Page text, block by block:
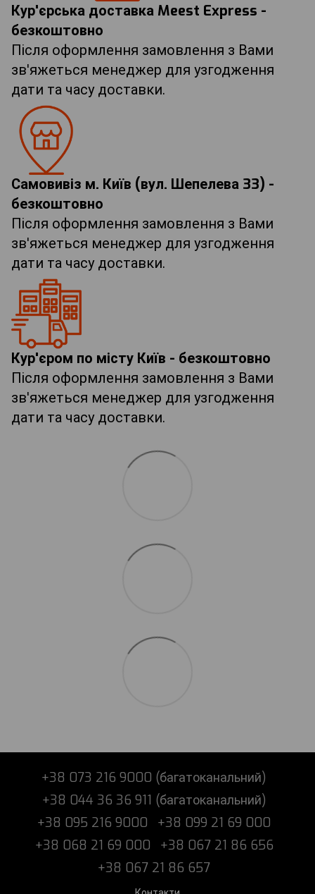
Кур'єрська доставка Meest Express -
безкоштовно
Після оформлення замовлення з Вами
зв'яжеться менеджер для узгодження
дати та часу доставки.
Самовивіз м. Київ (вул. Шепелева 33) -
безкоштовно
Після оформлення замовлення з Вами
зв'яжеться менеджер для узгодження
дати та часу доставки.
Кур'єром по місту Київ - безкоштовно
Після оформлення замовлення з Вами
зв'яжеться менеджер для узгодження
дати та часу доставки.
+38 073 216 9000 (багатоканальний)
+38 044 36 36 911 (багатоканальний)
+38 095 216 9000
+38 099 21 69 000
+38 068 21 69 000
+38 067 21 86 656
+38 067 21 86 657